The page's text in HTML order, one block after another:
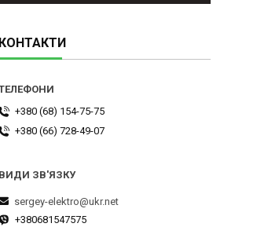
КОНТАКТИ
+380 (68) 154-75-75
+380 (66) 728-49-07
sergey-elektro@ukr.net
+380681547575